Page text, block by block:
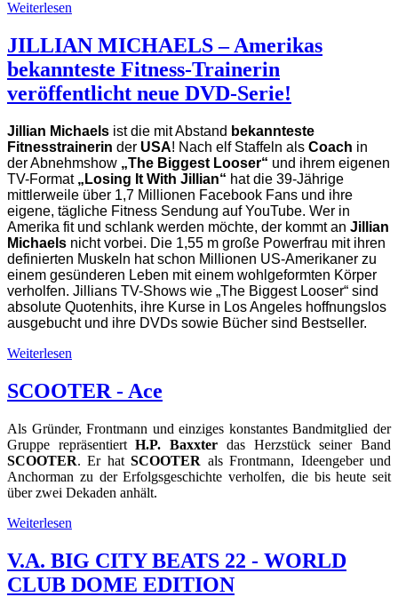
Weiterlesen
JILLIAN MICHAELS – Amerikas
bekannteste Fitness-Trainerin
veröffentlicht neue DVD-Serie!
Jillian Michaels ist die mit Abstand bekannteste
Fitnesstrainerin der USA! Nach elf Staffeln als Coach in
der Abnehmshow „The Biggest Looser“ und ihrem eigenen
TV-Format „Losing It With Jillian“ hat die 39-Jährige
mittlerweile über 1,7 Millionen Facebook Fans und ihre
eigene, tägliche Fitness Sendung auf YouTube. Wer in
Amerika fit und schlank werden möchte, der kommt an Jillian
Michaels nicht vorbei. Die 1,55 m große Powerfrau mit ihren
definierten Muskeln hat schon Millionen US-Amerikaner zu
einem gesünderen Leben mit einem wohlgeformten Körper
verholfen. Jillians TV-Shows wie „The Biggest Looser“ sind
absolute Quotenhits, ihre Kurse in Los Angeles hoffnungslos
ausgebucht und ihre DVDs sowie Bücher sind Bestseller.
Weiterlesen
SCOOTER - Ace
Als Gründer, Frontmann und einziges konstantes Bandmitglied der
Gruppe repräsentiertH.P. Baxxter das Herzstück seiner Band
SCOOTER. Er hatSCOOTER als Frontmann, Ideengeber und
Anchorman zu der Erfolgsgeschichte verholfen, die bis heute seit
über zwei Dekaden anhält.
Weiterlesen
V.A. BIG CITY BEATS 22 - WORLD
CLUB DOME EDITION